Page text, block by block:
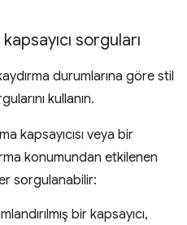
sorguları
durumlarına göre stil
kullanın.
kapsayıcısı veya bir
konumundan etkilenen
sorgulanabilir:
bir kapsayıcı,